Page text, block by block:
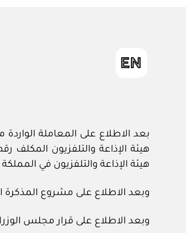
هيئة الإذاعة والتلفزيون في
وبعد الاطلاع على مشروع المذكرة
وبعد الاطلاع على قرار مجلس الوزراء رقم (٦٩٤) وتاريخ